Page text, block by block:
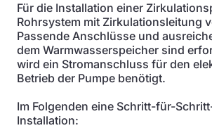
Für die Installation einer
Rohrsystem mit Zirkulationsleitung
Passende Anschlüsse und
dem Warmwasserspeicher sind
wird ein Stromanschluss für den
Betrieb der Pumpe benötigt.
Im Folgenden eine Schritt-für-
Installation: